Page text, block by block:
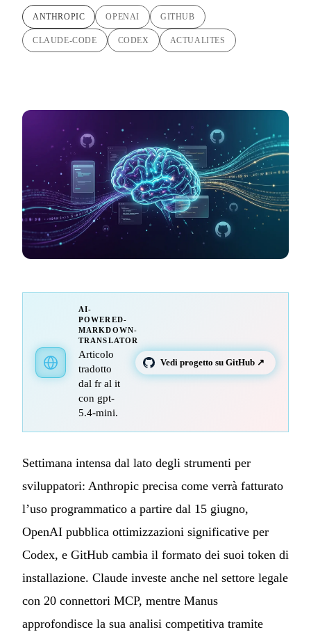
ANTHROPIC OPENAI GITHUB
CLAUDE-CODE CODEX ACTUALITES
AI-
POWERED-
MARKDOWN-
TRANSLATOR
Articolo
tradotto
dal fr al it
con gpt-
5.4-mini.
Vedi progetto su GitHub ↗
Settimana intensa dal lato degli strumenti per
sviluppatori: Anthropic precisa come verrà fatturato
l’uso programmatico a partire dal 15 giugno,
OpenAI pubblica ottimizzazioni significative per
Codex, e GitHub cambia il formato dei suoi token di
installazione. Claude investe anche nel settore legale
con 20 connettori MCP, mentre Manus
approfondisce la sua analisi competitiva tramite